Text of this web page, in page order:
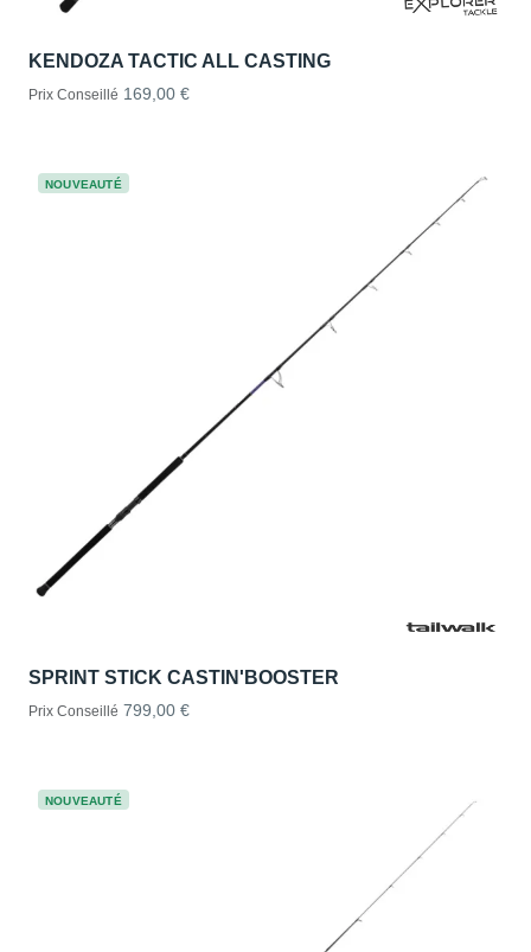
KENDOZA TACTIC ALL CASTING
Prix Conseillé 169,00 €
NOUVEAUTÉ
SPRINT STICK CASTIN'BOOSTER
Prix Conseillé 799,00 €
NOUVEAUTÉ